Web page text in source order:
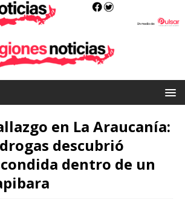
en La Araucanía:
descubrió
dentro de un